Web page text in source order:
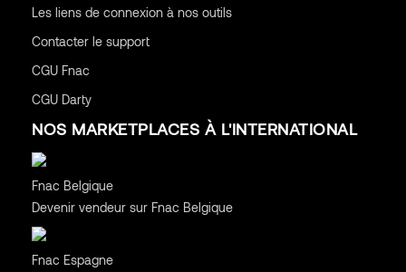
Les liens de connexion à nos outils
Contacter le support
CGUFnac
CGUDarty
NOS MARKETPLACES À L'INTERNATIONAL
Fnac Belgique
Devenir vendeur sur Fnac Belgique
Fnac Espagne